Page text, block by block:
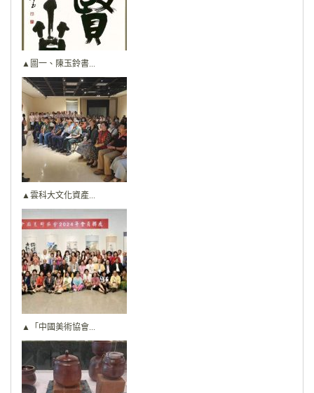
▲圖一、陳玉鈴書...
▲雲科大文化資產...
▲「中國美術協會...